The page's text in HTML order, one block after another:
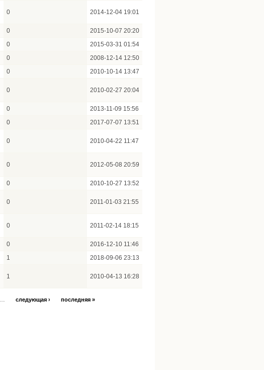
0 2014-12-04 19:01
0 2015-10-07 20:20
0 2015-03-31 01:54
0 2008-12-14 12:50
0 2010-10-14 13:47
0 2010-02-27 20:04
0 2013-11-09 15:56
0 2017-07-07 13:51
0 2010-04-22 11:47
0 2012-05-08 20:59
0 2010-10-27 13:52
0 2011-01-03 21:55
0 2011-02-14 18:15
0 2016-12-10 11:46
1 2018-09-06 23:13
1 2010-04-13 16:28
… следующая › последняя »